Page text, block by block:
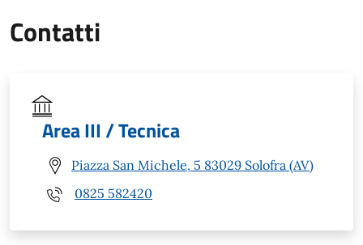
Contatti
Area III / Tecnica
Piazza San Michele, 5 83029 Solofra (AV)
0825 582420